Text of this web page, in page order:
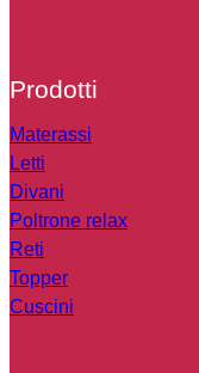
Prodotti
Materassi
Letti
Divani
Poltrone relax
Reti
Topper
Cuscini